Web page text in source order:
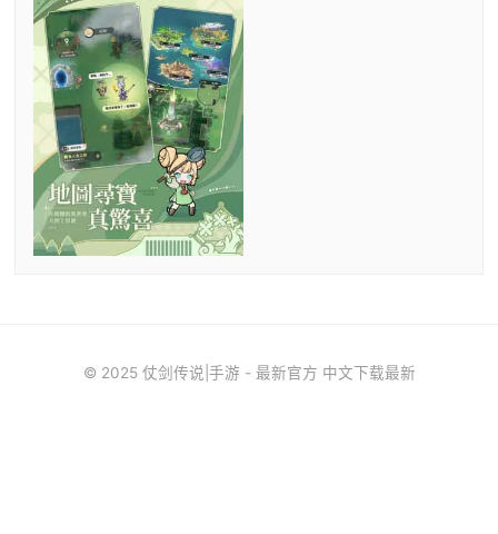
© 2025 仗剑传说|手游 - 最新官方 中文下载最新